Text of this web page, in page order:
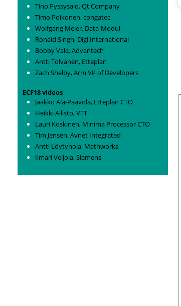
Tino Pyssysalo, Qt Company
Timo Poikonen, congatec
Wolfgang Meier, Data-Modul
Ronald Singh, Digi International
Bobby Vale, Advantech
Antti Tolvanen, Etteplan
Zach Shelby, Arm VP of Developers
ECF18 videos
Jaakko Ala-Paavola, Etteplan CTO
Heikki Ailisto, VTT
Lauri Koskinen, Minima Processor CTO
Tim Jensen, Avnet Integrated
Antti Löytynoja, Mathworks
Ilmari Veijola, Siemens